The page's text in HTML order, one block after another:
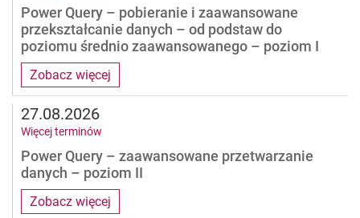
Zobacz więcej
Power Query – pobieranie i zaawansowane
przekształcanie danych – od podstaw do
poziomu średnio zaawansowanego – poziom I
Zobacz więcej
Power Query – zaawansowane przetwarzanie
danych – poziom II
27.08.2026
Więcej terminów